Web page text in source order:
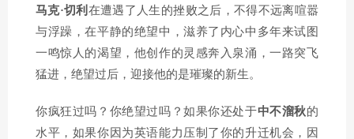
马克·切利 在遭遇了人生的挫败之后，不得不远离喧嚣
与浮躁，在平静的绝望中，滋养了内心中多年来试图
一鸣惊人的渴望，他创作的灵感奔入泉涌，一路突飞
猛进，绝望过后，迎接他的是璀璨的新生。
你疯狂过吗？你绝望过吗？如果你还处于中不溜秋的
水平，如果你因为英语能力压制了你的升迁机会，因